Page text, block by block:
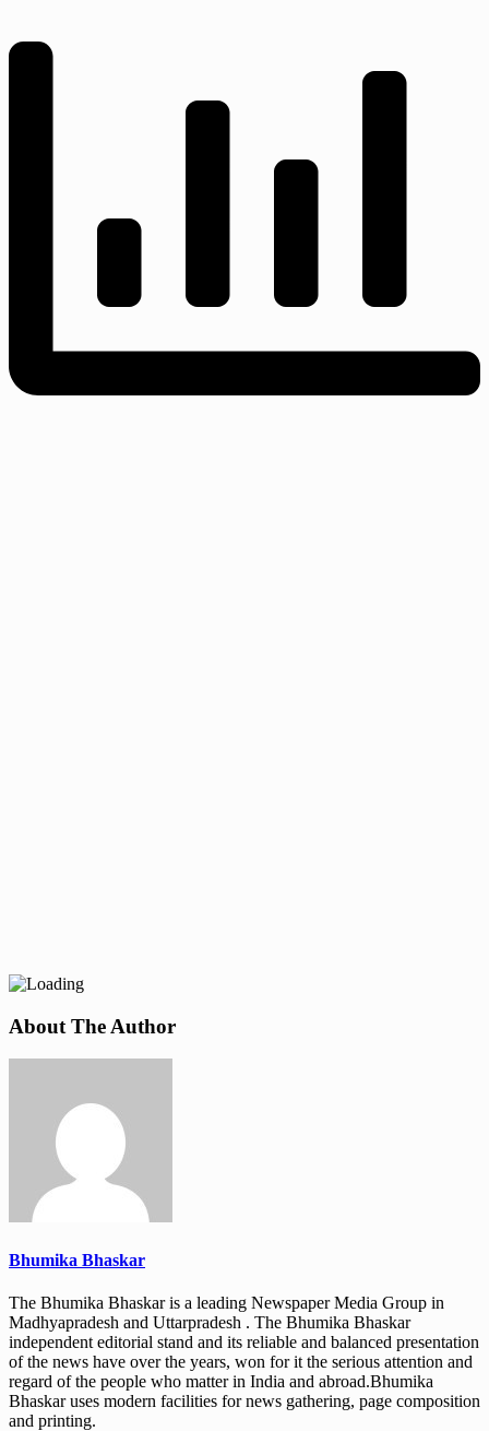
About The Author
Bhumika Bhaskar
The Bhumika Bhaskar is a leading Newspaper Media Group in
Madhyapradesh and Uttarpradesh . The Bhumika Bhaskar
independent editorial stand and its reliable and balanced presentation
of the news have over the years, won for it the serious attention and
regard of the people who matter in India and abroad.Bhumika
Bhaskar uses modern facilities for news gathering, page composition
and printing.